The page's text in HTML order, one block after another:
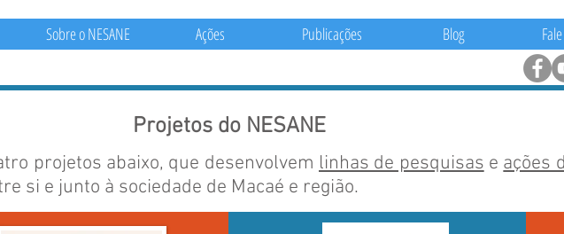
Sobre o NESANE Ações Publicações Blog
Projetos do NESANE
projetos abaixo, que desenvolvem linhas de pesquisas e ações
si e junto à sociedade de Macaé e região.